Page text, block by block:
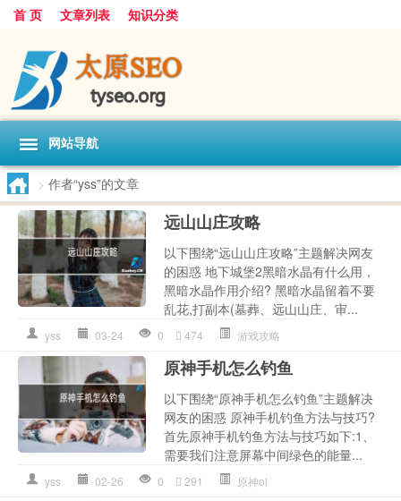
首 页 文章列表 知识分类
网站导航
> 作者“yss”的文章
远山山庄攻略
以下围绕“远山山庄攻略”主题解决网友
的困惑 地下城堡2黑暗水晶有什么用，
黑暗水晶作用介绍? 黑暗水晶留着不要
乱花,打副本(墓葬、远山山庄、审...
yss 03-24 0 474 游戏攻略
原神手机怎么钓鱼
以下围绕“原神手机怎么钓鱼”主题解决
网友的困惑 原神手机钓鱼方法与技巧?
首先原神手机钓鱼方法与技巧如下:1、
需要我们注意屏幕中间绿色的能量...
yss 02-26 0 291 原神ol